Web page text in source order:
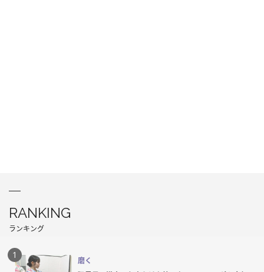
RANKING
ランキング
磨く